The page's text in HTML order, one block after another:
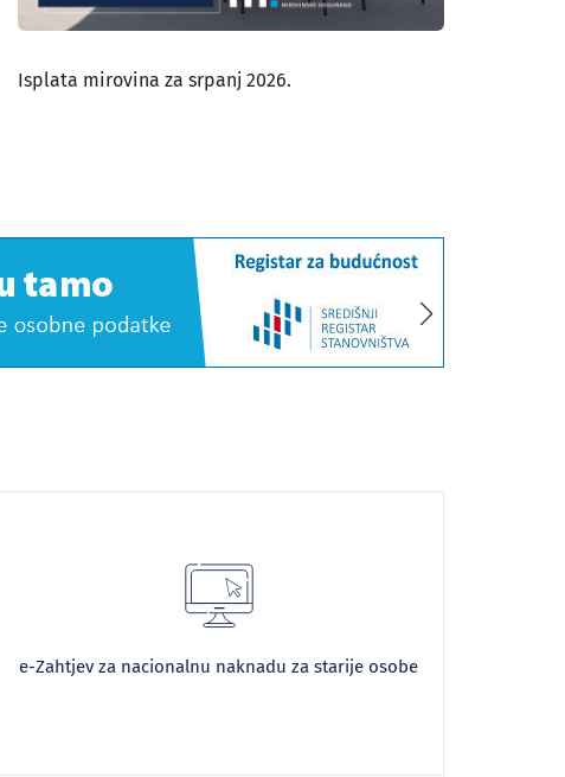
Isplata mirovina za srpanj 2026.
e-Zahtjev za nacionalnu naknadu za starije osobe